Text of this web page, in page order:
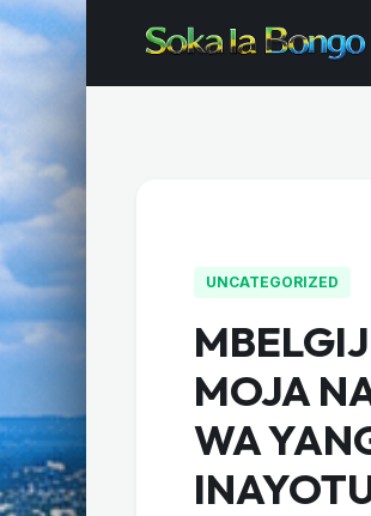
UNCATEGORIZED
MOJA
WA